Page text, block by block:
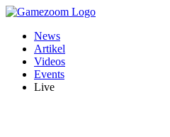
News
Artikel
Videos
Events
Live